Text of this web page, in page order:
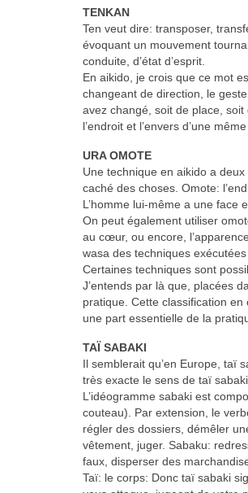
TENKAN
Ten veut dire: transposer,
évoquant un mouvement
conduite, d’état d’esprit.
En aikido, je crois que ce mot
changeant de direction, le
avez changé, soit de place, soit
l’endroit et l’envers d’une
URA OMOTE
Une technique en aikido a
caché des choses. Omote:
L’homme lui-même a une face
On peut également utiliser
au cœur, ou encore,
wasa des techniques
Certaines techniques sont
J’entends par là que, placées
pratique. Cette classification
une part essentielle de la
TAÏ SABAKI
Il semblerait qu’en Europe, taï
très exacte le sens de taï
L’idéogramme sabaki est
couteau). Par extension, le
régler des dossiers, démêler
vêtement, juger. Sabaku:
faux, disperser des
Taï: le corps: Donc taï sabaki